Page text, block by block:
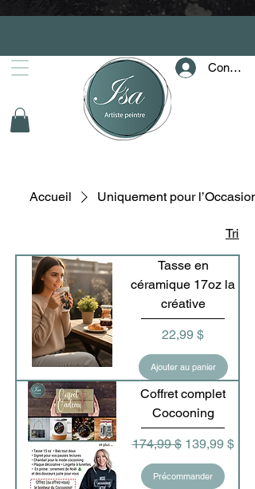
Accueil Uniquement pour l’Occasion
Tri
Tasse en
céramique 17oz la
créative
Prix
22,99 $
Ajouter au panier
Coffret complet
Cocooning
Prix original
174,99 $ Prix
139,99 $
Précommander